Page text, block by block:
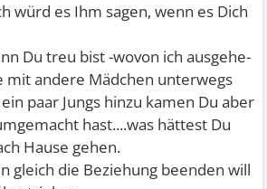
würd es Ihm sagen, wenn es Dich
Du treu bist -wovon ich ausgehe-
mit andere Mädchen unterwegs
paar Jungs hinzu kamen Du aber
hast....was hättest Du
Hause gehen.
gleich die Beziehung beenden will